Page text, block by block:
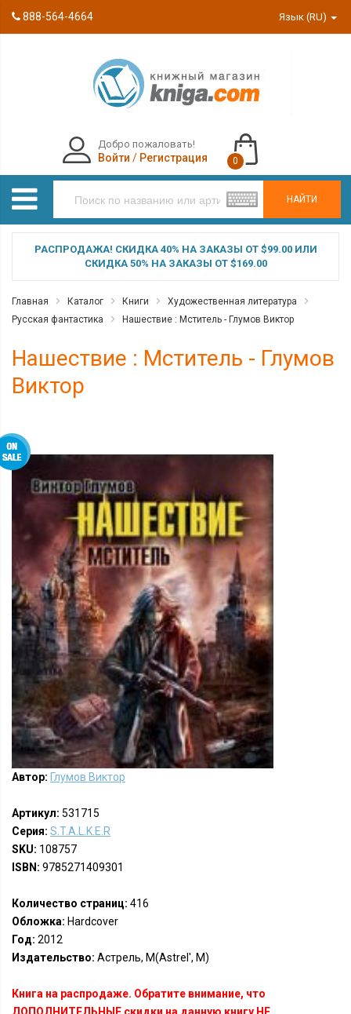
888-564-4664 Язык (RU)
НАЙТИ
Добро пожаловать!
Войти / Регистрация 0
РАСПРОДАЖА! СКИДКА 40% НА ЗАКАЗЫ ОТ $99.00 ИЛИ
СКИДКА 50% НА ЗАКАЗЫ ОТ $169.00
Главная Каталог Книги
Художественная литература
Русская фантастика
Нашествие : Мститель - Глумов Виктор
Нашествие : Мститель - Глумов
Виктор
Автор: Глумов Виктор
Артикул: 531715
Серия: S.T.A.L.K.E.R
SKU: 108757
ISBN: 9785271409301
Количество страниц: 416
Обложка: Hardcover
Год: 2012
Издательство: Астрель, М(Astrel', M)
Книга на распродаже. Обратите внимание, что